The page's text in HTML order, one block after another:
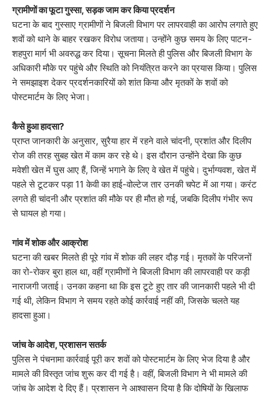
ग्रामीणों का फूटा गुस्सा, सड़क जाम कर किया प्रदर्शन
घटना के बाद गुस्साए ग्रामीणों ने बिजली विभाग पर लापरवाही का आरोप लगाते हुए
शवों को थाने के बाहर रखकर विरोध जताया। उन्होंने कुछ समय के लिए पाटन-
शहपुरा मार्ग भी अवरुद्ध कर दिया। सूचना मिलते ही पुलिस और बिजली विभाग के
अधिकारी मौके पर पहुंचे और स्थिति को नियंत्रित करने का प्रयास किया। पुलिस
ने समझाइश देकर प्रदर्शनकारियों को शांत किया और मृतकों के शवों को
पोस्टमार्टम के लिए भेजा।
कैसे हुआ हादसा?
प्राप्त जानकारी के अनुसार, सुरैया हार में रहने वाले चांदनी, प्रशांत और दिलीप
रोज की तरह सुबह खेत में काम कर रहे थे। इस दौरान उन्होंने देखा कि कुछ
मवेशी खेत में घुस आए हैं, जिन्हें भगाने के लिए वे खेत में पहुंचे। दुर्भाग्यवश, खेत में
पहले से टूटकर पड़ा 11 केवी का हाई-वोल्टेज तार उनकी चपेट में आ गया। करंट
लगते ही चांदनी और प्रशांत की मौके पर ही मौत हो गई, जबकि दिलीप गंभीर रूप
से घायल हो गया।
गांव में शोक और आक्रोश
घटना की खबर मिलते ही पूरे गांव में शोक की लहर दौड़ गई। मृतकों के परिजनों
का रो-रोकर बुरा हाल था, वहीं ग्रामीणों ने बिजली विभाग की लापरवाही पर कड़ी
नाराजगी जताई। उनका कहना था कि इस टूटे हुए तार की जानकारी पहले भी दी
गई थी, लेकिन विभाग ने समय रहते कोई कार्रवाई नहीं की, जिसके चलते यह
हादसा हुआ।
जांच के आदेश, प्रशासन सतर्क
पुलिस ने पंचनामा कार्रवाई पूरी कर शवों को पोस्टमार्टम के लिए भेज दिया है और
मामले की विस्तृत जांच शुरू कर दी गई है। वहीं, बिजली विभाग ने भी मामले की
जांच के आदेश दे दिए हैं। प्रशासन ने आश्वासन दिया है कि दोषियों के खिलाफ